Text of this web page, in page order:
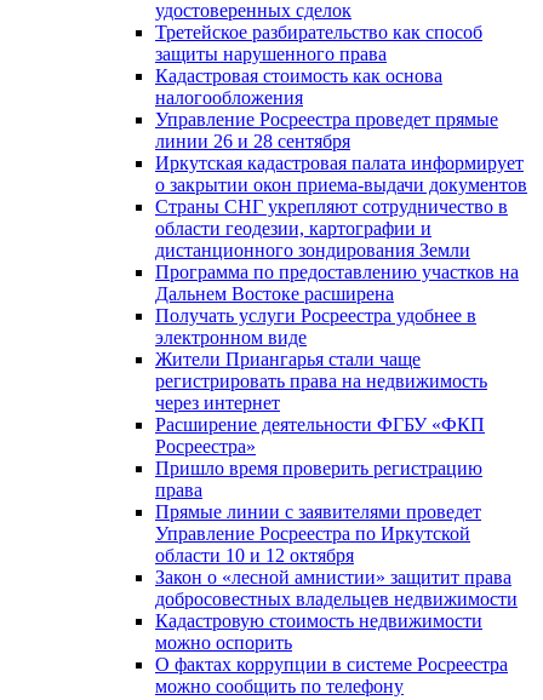
удостоверенных сделок
Третейское разбирательство как способ
защиты нарушенного права
Кадастровая стоимость как основа
налогообложения
Управление Росреестра проведет прямые
линии 26 и 28 сентября
Иркутская кадастровая палата информирует
о закрытии окон приема-выдачи документов
Страны СНГ укрепляют сотрудничество в
области геодезии, картографии и
дистанционного зондирования Земли
Программа по предоставлению участков на
Дальнем Востоке расширена
Получать услуги Росреестра удобнее в
электронном виде
Жители Приангарья стали чаще
регистрировать права на недвижимость
через интернет
Расширение деятельности ФГБУ «ФКП
Росреестра»
Пришло время проверить регистрацию
права
Прямые линии с заявителями проведет
Управление Росреестра по Иркутской
области 10 и 12 октября
Закон о «лесной амнистии» защитит права
добросовестных владельцев недвижимости
Кадастровую стоимость недвижимости
можно оспорить
О фактах коррупции в системе Росреестра
можно сообщить по телефону